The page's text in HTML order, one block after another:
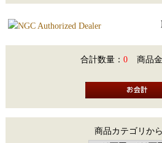
合計数量： 0 商品
商品カテゴリか